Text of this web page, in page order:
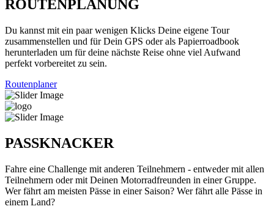
ROUTENPLANUNG
Du kannst mit ein paar wenigen Klicks Deine eigene Tour
zusammenstellen und für Dein GPS oder als Papierroadbook
herunterladen um für deine nächste Reise ohne viel Aufwand
perfekt vorbereitet zu sein.
Routenplaner
PASSKNACKER
Fahre eine Challenge mit anderen Teilnehmern - entweder mit allen
Teilnehmern oder mit Deinen Motorradfreunden in einer Gruppe.
Wer fährt am meisten Pässe in einer Saison? Wer fährt alle Pässe in
einem Land?